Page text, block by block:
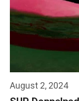
August 2, 2024